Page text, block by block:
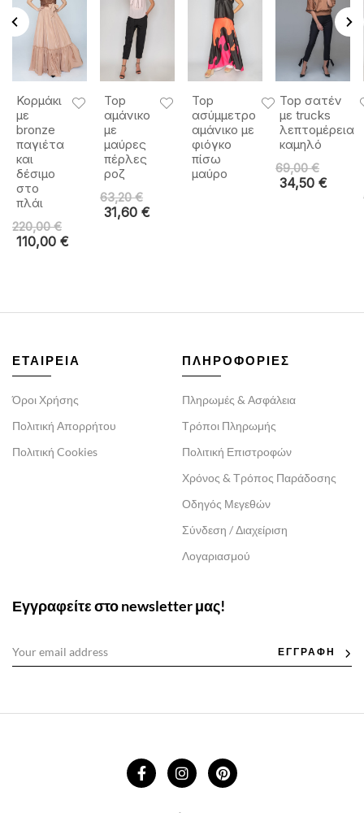
Κορμάκι
με
bronze
παγιέτα
και
δέσιμο
στο
πλάι
220,00€
110,00 €
Top
αμάνικο
με
μαύρες
πέρλες
ροζ
63,20€
31,60€
Top
ασύμμετρο
αμάνικο με
φιόγκο
πίσω
μαύρο
Top σατέν
με trucks
λεπτομέρεια
καμηλό
69,00€
34,50€
ΕΤΑΙΡΕΙΑ
Όροι Χρήσης
Πολιτική Απορρήτου
Πολιτική Cookies
ΠΛΗΡΟΦΟΡΙΕΣ
Πληρωμές & Ασφάλεια
Τρόποι Πληρωμής
Πολιτική Επιστροφών
Χρόνος & Τρόπος Παράδοσης
Οδηγός Μεγεθών
Σύνδεση / Διαχείριση
Λογαριασμού
Εγγραφείτε στο newsletter μας!
ΕΓΓΡΑΦΗ